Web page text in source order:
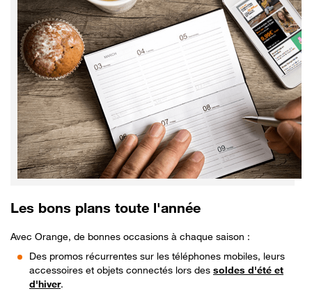
Les bons plans toute l'année
Avec Orange, de bonnes occasions à chaque saison :
Des promos récurrentes sur les téléphones mobiles, leurs
accessoires et objets connectés lors des soldes d'été et
d'hiver.